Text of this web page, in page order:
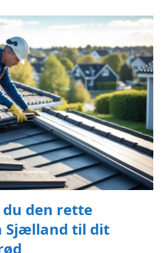
den rette
Sjælland til dit